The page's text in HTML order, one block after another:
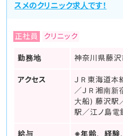
スメのクリニック求人です！
正社員 クリニック
勤務地 神奈川県藤沢
アクセス
ＪＲ東海道
／ＪＲ湘南新
大船) 藤沢駅
駅／江ノ島電
給与
※年齢、経験